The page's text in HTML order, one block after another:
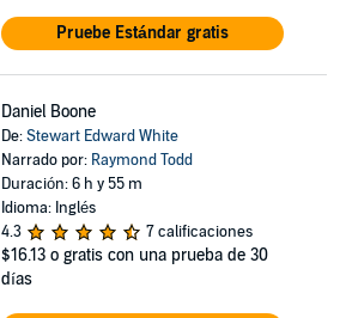
Pruebe Estándar gratis
Daniel Boone
De:Stewart Edward White
Narrado por: Raymond Todd
Duración: 6 h y 55 m
Idioma: Inglés
4.3
7 calificaciones
$16.13 o gratis con una prueba de 30
días